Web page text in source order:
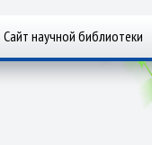
Сайт научной библиотеки